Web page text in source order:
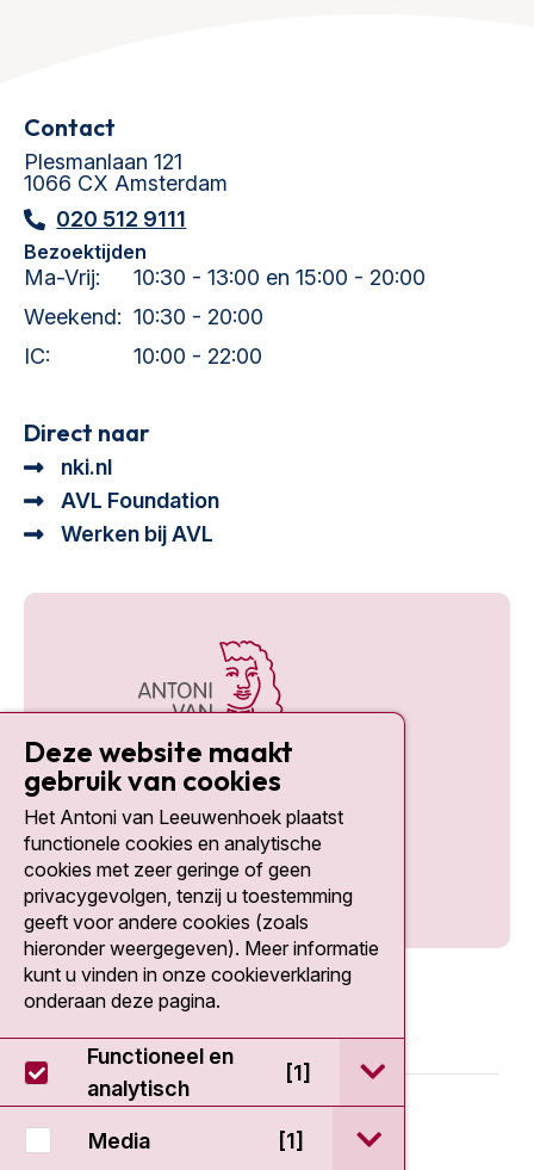
Contact
Plesmanlaan 121
1066 CX Amsterdam
020 512 9111
Bezoektijden
Ma-Vrij:
10:30 - 13:00 en 15:00 - 20:00
Weekend: 10:30 - 20:00
IC:
10:00 - 22:00
Direct naar
nki.nl
AVL Foundation
Werken bij AVL
Social media
© 2026 - Antoni van Leeuwenhoek
Deze website maakt
gebruik van cookies
Het Antoni van Leeuwenhoek plaatst
functionele cookies en analytische
cookies met zeer geringe of geen
privacygevolgen, tenzij u toestemming
geeft voor andere cookies (zoals
hieronder weergegeven). Meer informatie
kunt u vinden in onze cookieverklaring
onderaan deze pagina.
Functioneel en
analytisch
[1] open / sluit
Media [1] open / sluit